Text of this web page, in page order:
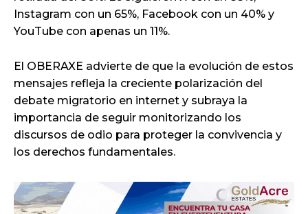
Instagram con un 65%, Facebook con un 40% y
YouTube con apenas un 11%.
El OBERAXE advierte de que la evolución de estos
mensajes refleja la creciente polarización del
debate migratorio en internet y subraya la
importancia de seguir monitorizando los
discursos de odio para proteger la convivencia y
los derechos fundamentales.